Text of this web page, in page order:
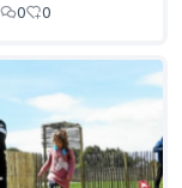
0 0